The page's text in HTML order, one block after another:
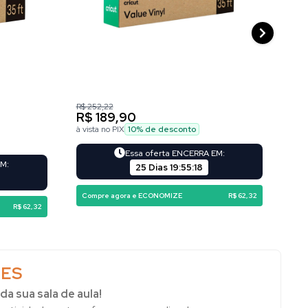
R$ 62,32
R$ 252,22
R$ 189,90
à vista no PIX 10% de desconto
Essa oferta ENCERRA EM:
25 Dias19:55:16
Compre agora e ECONOMIZE R$ 62,32
sua sala de aula!